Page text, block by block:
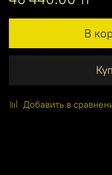
В
Добавить в